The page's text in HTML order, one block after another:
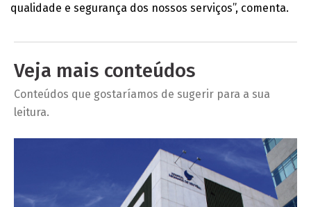
qualidade e segurança dos nossos serviços”, comenta.
Veja mais conteúdos
Conteúdos que gostaríamos de sugerir para a sua
leitura.